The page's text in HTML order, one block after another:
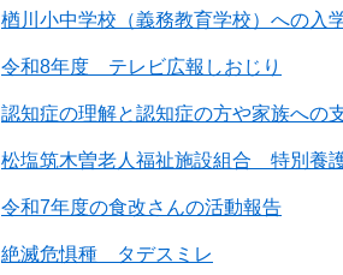
楢川小中学校（義務教育学校）への入
令和8年度 テレビ広報しおじり
認知症の理解と認知症の方や家族への
松塩筑木曽老人福祉施設組合 特別養
令和7年度の食改さんの活動報告
絶滅危惧種 タデスミレ